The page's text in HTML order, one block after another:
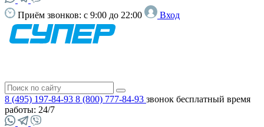
Приём звонков: с 9:00 до 22:00 Вход
8 (495) 197-84-93 8 (800) 777-84-93 звонок бесплатный время
работы: 24/7